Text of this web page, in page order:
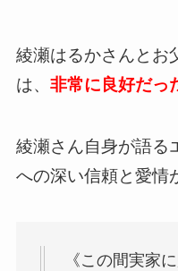
綾瀬はるかさんとお
は、 非常に良好だっ
綾瀬さん自身が語る
への深い信頼と愛情
《この間実家